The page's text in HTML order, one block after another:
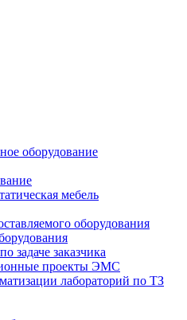
оборудование
мебель
оборудования
задаче заказчика
проекты ЭМС
лабораторий по ТЗ